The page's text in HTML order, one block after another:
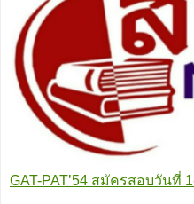
GAT-PAT’54 สมัครสอบวันที่